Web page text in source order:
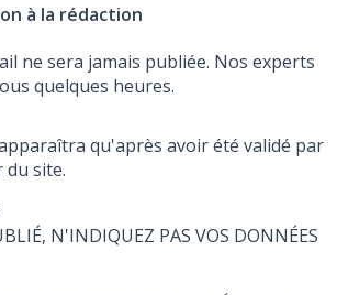
à la rédaction
ne sera jamais publiée. Nos experts
quelques heures.
qu'après avoir été validé par
site.
N'INDIQUEZ PAS VOS DONNÉES